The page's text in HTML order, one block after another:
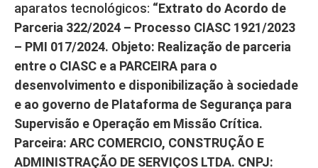
aparatos tecnológicos: “Extrato do Acordo de
Parceria 322/2024 – Processo CIASC 1921/2023
– PMI 017/2024. Objeto: Realização de parceria
entre o CIASC e a PARCEIRA para o
desenvolvimento e disponibilização à sociedade
e ao governo de Plataforma de Segurança para
Supervisão e Operação em Missão Crítica.
Parceira: ARC COMERCIO, CONSTRUÇÃO E
ADMINISTRAÇÃO DE SERVIÇOS LTDA. CNPJ: